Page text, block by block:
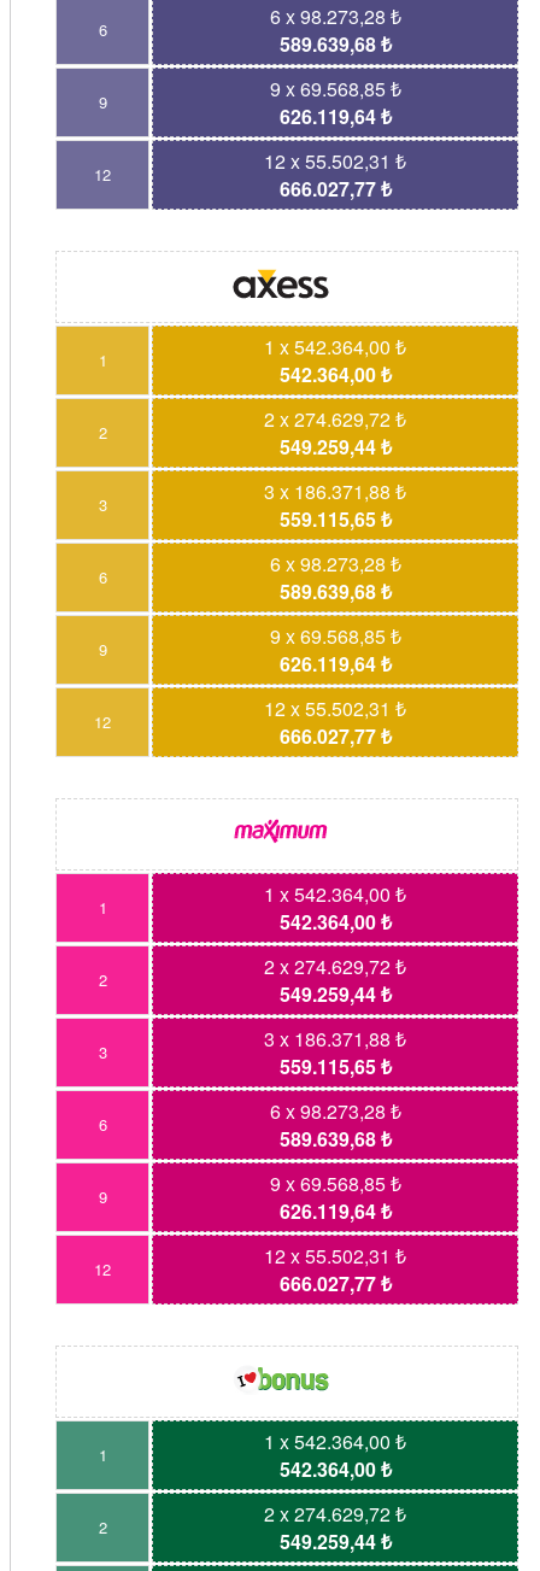
6
6 x 98.273,28 ₺
589.639,68 ₺
9
9 x 69.568,85 ₺
626.119,64 ₺
12
12 x 55.502,31 ₺
666.027,77 ₺
1
1 x 542.364,00 ₺
542.364,00 ₺
2
2 x 274.629,72 ₺
549.259,44 ₺
3
3 x 186.371,88 ₺
559.115,65 ₺
6
6 x 98.273,28 ₺
589.639,68 ₺
9
9 x 69.568,85 ₺
626.119,64 ₺
12
12 x 55.502,31 ₺
666.027,77 ₺
1
1 x 542.364,00 ₺
542.364,00 ₺
2
2 x 274.629,72 ₺
549.259,44 ₺
3
3 x 186.371,88 ₺
559.115,65 ₺
6
6 x 98.273,28 ₺
589.639,68 ₺
9
9 x 69.568,85 ₺
626.119,64 ₺
12
12 x 55.502,31 ₺
666.027,77 ₺
1
1 x 542.364,00 ₺
542.364,00 ₺
2
2 x 274.629,72 ₺
549.259,44 ₺